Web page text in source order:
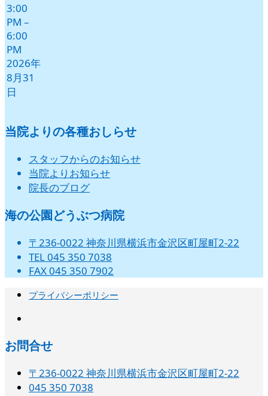
3:00
PM –
6:00
PM
2026年
8月31
日
当院よりの各種おしらせ
スタッフからのお知らせ
当院よりお知らせ
院長のブログ
海の公園どうぶつ病院
〒236-0022 神奈川県横浜市金沢区町屋町2-22
TEL 045 350 7038
FAX 045 350 7902
プライバシーポリシー
お問合せ
〒236-0022 神奈川県横浜市金沢区町屋町2-22
045 350 7038‬